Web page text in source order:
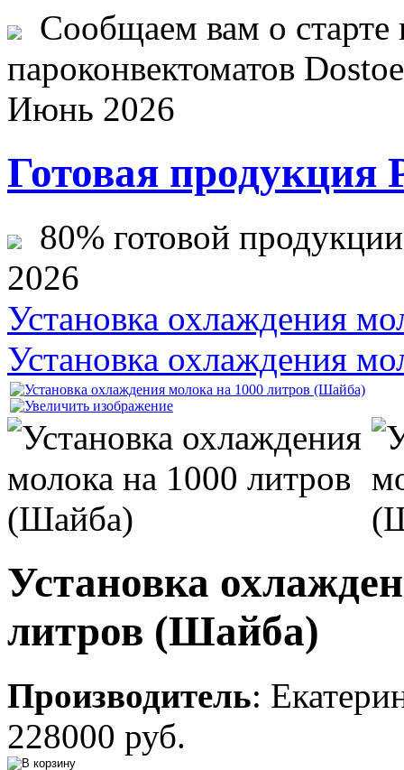
Сообщаем вам о старте
пароконвектоматов
Июнь 2026
Готовая продукция
80% готовой
2026
Установка охлаждения
Установка охлаждения
Установка
литров (Шайба)
Производитель:
228000 руб.